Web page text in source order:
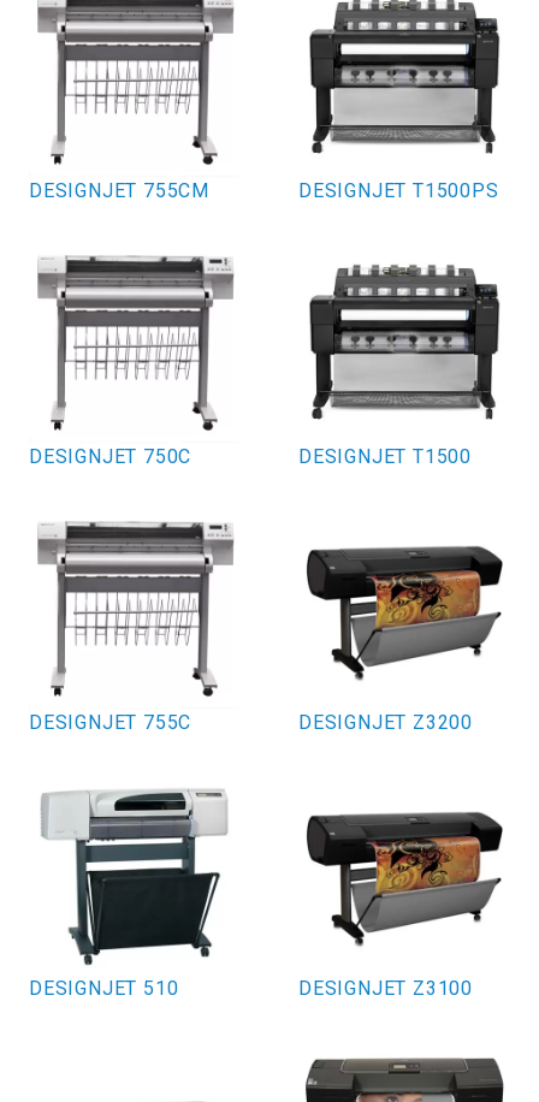
DESIGNJET 755CM
DESIGNJET 750C
DESIGNJET 755C
DESIGNJET 510
DESIGNJET T1500PS
DESIGNJET T1500
DESIGNJET Z3200
DESIGNJET Z3100